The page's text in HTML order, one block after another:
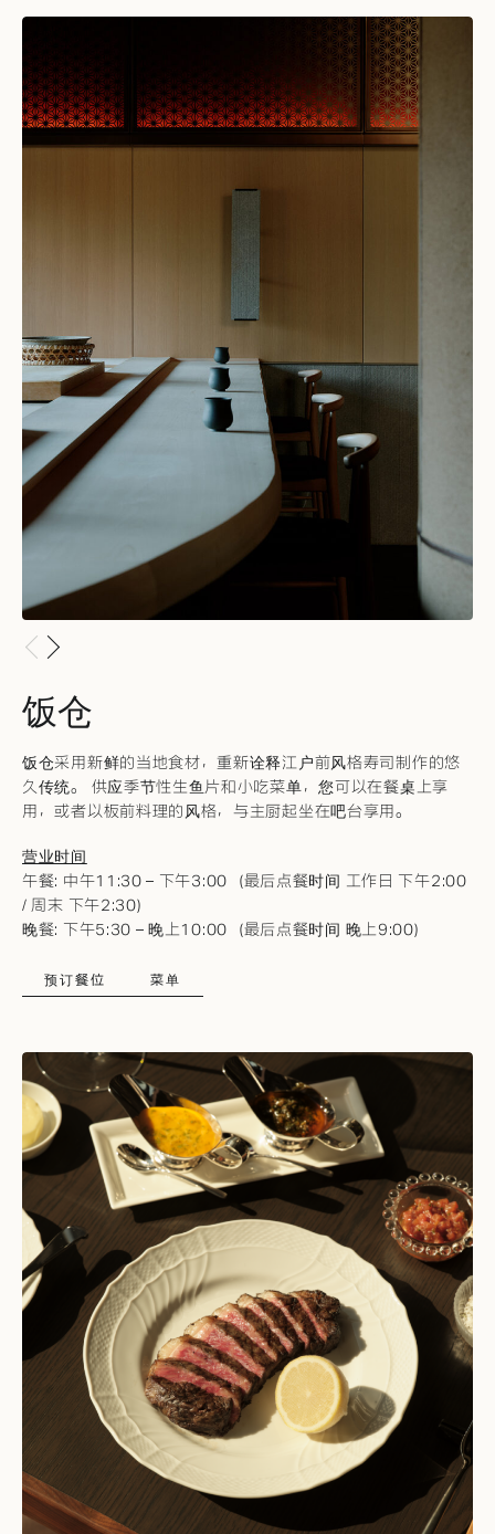
饭仓
饭仓采用新鲜的当地食材，重新诠释江户前风格寿司制作的悠
久传统。 供应季节性生鱼片和小吃菜单，您可以在餐桌上享
用，或者以板前料理的风格，与主厨起坐在吧台享用。
营业时间
午餐: 中午11:30 – 下午3:00（最后点餐时间 工作日 下午2:00
/ 周末 下午2:30）
晚餐: 下午5:30 – 晚上10:00（最后点餐时间 晚上9:00）
预订餐位 菜单